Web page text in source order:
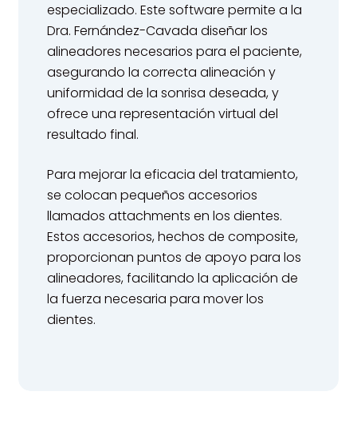
especializado. Este software permite a la
Dra. Fernández-Cavada diseñar los
alineadores necesarios para el paciente,
asegurando la correcta alineación y
uniformidad de la sonrisa deseada, y
ofrece una representación virtual del
resultado final.
Para mejorar la eficacia del tratamiento,
se colocan pequeños accesorios
llamados attachments en los dientes.
Estos accesorios, hechos de composite,
proporcionan puntos de apoyo para los
alineadores, facilitando la aplicación de
la fuerza necesaria para mover los
dientes.